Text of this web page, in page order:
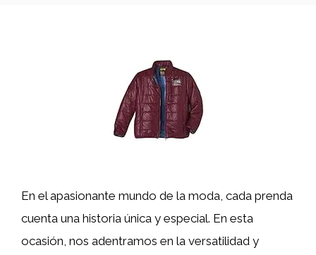
En el apasionante mundo de la moda, cada prenda
cuenta una historia única y especial. En esta
ocasión, nos adentramos en la versatilidad y